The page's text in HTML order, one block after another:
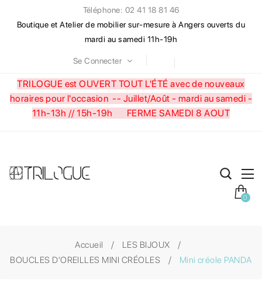
Téléphone: 02 41 18 81 46
Boutique et Atelier de mobilier sur-mesure à Angers ouverts du
mardi au samedi 11h-19h
Se Connecter
TRILOGUE est OUVERT TOUT L'ÉTÉ avec de nouveaux
horaires pour l'occasion -- Juillet/Août - mardi au samedi -
11h-13h // 15h-19h FERME SAMEDI 8 AOUT
0
Accueil
LES BIJOUX
BOUCLES D'OREILLES MINI CRÉOLES
Mini créole PANDA